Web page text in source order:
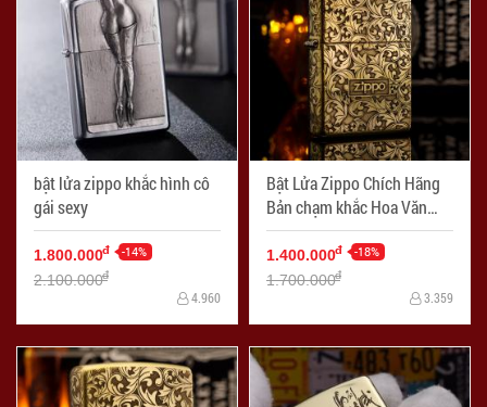
bật lửa zippo khắc hình cô
gái sexy
1.800.000đ -14%
2.100.000đ
4.960
Bật Lửa Zippo Chích Hãng
Bản chạm khắc Hoa Văn
Arabesque G7
1.400.000đ -18%
1.700.000đ
3.359